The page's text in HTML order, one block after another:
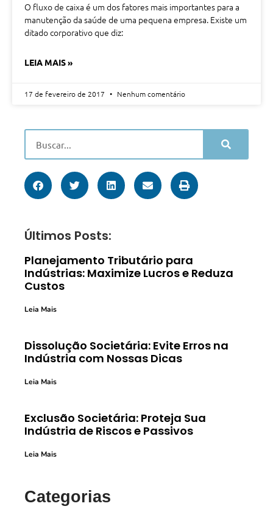
O fluxo de caixa é um dos fatores mais importantes para a
manutenção da saúde de uma pequena empresa. Existe um
ditado corporativo que diz:
LEIA MAIS »
17 de fevereiro de 2017 Nenhum comentário
Últimos Posts:
Planejamento Tributário para
Indústrias: Maximize Lucros e Reduza
Custos
Leia Mais
Dissolução Societária: Evite Erros na
Indústria com Nossas Dicas
Leia Mais
Exclusão Societária: Proteja Sua
Indústria de Riscos e Passivos
Leia Mais
Categorias